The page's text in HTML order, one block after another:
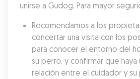
unirse a Gudog. Para mayor
Recomendamos a los
concertar una visita con los
para conocer el entorno del
su perro, y confirmar que haya
relación entre el cuidador y su